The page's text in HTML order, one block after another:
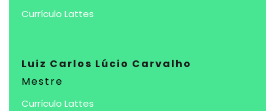
Currículo Lattes
Luiz Carlos Lúcio Carvalho
Mestre
Currículo Lattes